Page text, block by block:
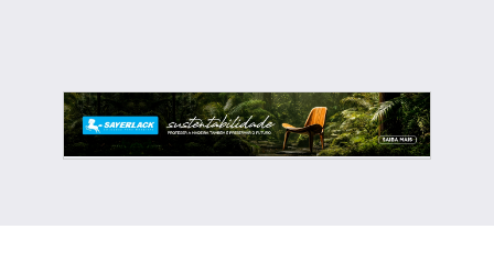
INDÚSTRIA MARCENARIA
DESIGN & DECORAÇÃO
INDICADORES
FEIRAS NOTÍCIAS